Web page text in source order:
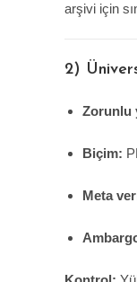
arşivi için
2)
Zorunlu
Biçim:
Meta